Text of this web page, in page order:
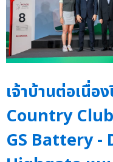
เจ้าบ้านต่อเนื่อ
Country
GS Battery -